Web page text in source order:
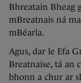
Bhreatain Bheag
mBreatnais ná
mBéarla.
Agus, dar le Efa
Breatnaise, tá an
bhonn a chur ar